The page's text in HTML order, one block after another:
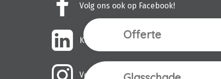
Volg ons ook op Facebook!
Kijk ook eens op LinkedIn!
Volg ons ook op Instagram!
Offerte